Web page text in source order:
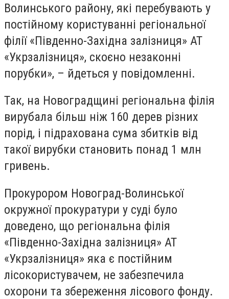
Волинського району, які перебувають у
постійному користуванні регіональної
філії «Південно-Західна залізниця» АТ
«Укрзалізниця», скоєно незаконні
порубки», – йдеться у повідомленні.
Так, на Новоградщині регіональна філія
вирубала більш ніж 160 дерев різних
порід, і підрахована сума збитків від
такої вирубки становить понад 1 млн
гривень.
Прокурором Новоград-Волинської
окружної прокуратури у суді було
доведено, що регіональна філія
«Південно-Західна залізниця» АТ
«Укрзалізниця» яка є постійним
лісокористувачем, не забезпечила
охорони та збереження лісового фонду.